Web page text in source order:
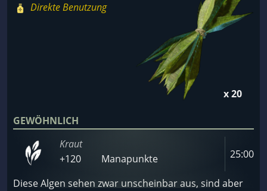
Direkte Benutzung
x 20
GEWÖHNLICH
Kraut
+120
Manapunkte 25:00
Diese Algen sehen zwar unscheinbar aus, sind aber